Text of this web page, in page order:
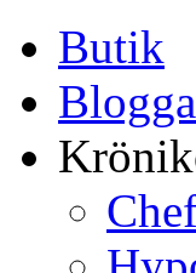
Butik